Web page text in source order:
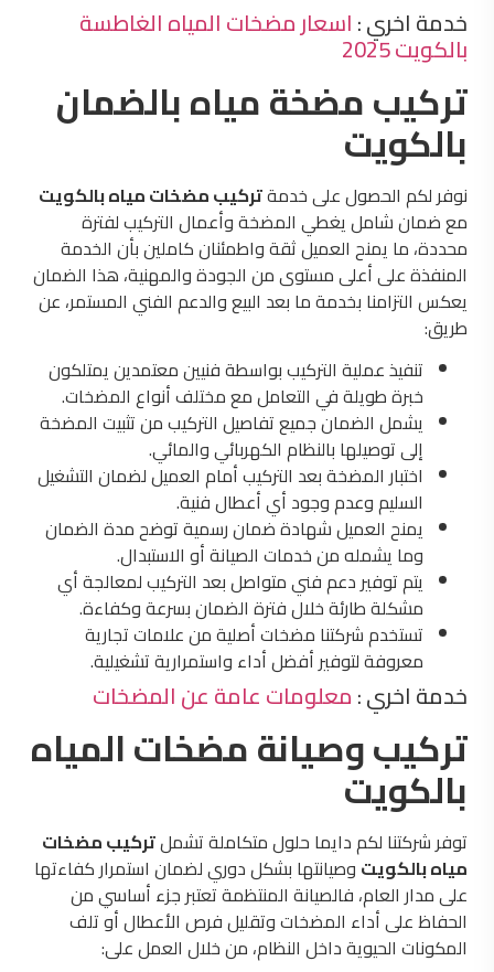
خدمة اخري :اسعار مضخات المياه الغاطسة
بالكويت 2025
تركيب مضخة مياه بالضمان
بالكويت
نوفر لكم الحصول على خدمةتركيب مضخات مياه بالكويت
مع ضمان شامل يغطي المضخة وأعمال التركيب لفترة
محددة، ما يمنح العميل ثقة واطمئنان كاملين بأن الخدمة
المنفذة على أعلى مستوى من الجودة والمهنية، هذا الضمان
يعكس التزامنا بخدمة ما بعد البيع والدعم الفني المستمر، عن
طريق:
تنفيذ عملية التركيب بواسطة فنيين معتمدين يمتلكون
خبرة طويلة في التعامل مع مختلف أنواع المضخات.
يشمل الضمان جميع تفاصيل التركيب من تثبيت المضخة
إلى توصيلها بالنظام الكهربائي والمائي.
اختبار المضخة بعد التركيب أمام العميل لضمان التشغيل
السليم وعدم وجود أي أعطال فنية.
يمنح العميل شهادة ضمان رسمية توضح مدة الضمان
وما يشمله من خدمات الصيانة أو الاستبدال.
يتم توفير دعم فني متواصل بعد التركيب لمعالجة أي
مشكلة طارئة خلال فترة الضمان بسرعة وكفاءة.
تستخدم شركتنا مضخات أصلية من علامات تجارية
معروفة لتوفير أفضل أداء واستمرارية تشغيلية.
خدمة اخري :معلومات عامة عن المضخات
تركيب وصيانة مضخات المياه
بالكويت
توفر شركتنا لكم دايما حلول متكاملة تشملتركيب مضخات
مياه بالكويتوصيانتها بشكل دوري لضمان استمرار كفاءتها
على مدار العام، فالصيانة المنتظمة تعتبر جزء أساسي من
الحفاظ على أداء المضخات وتقليل فرص الأعطال أو تلف
المكونات الحيوية داخل النظام، من خلال العمل على: